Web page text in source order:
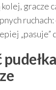
gracze
„pasuje”